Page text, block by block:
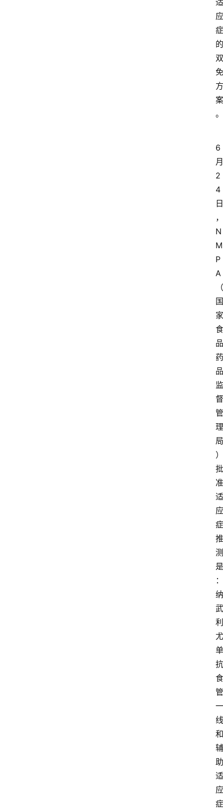
适
应
症
的
双
免
方
案
。
6
月
2
4
日
，
N
M
P
A
（
国
家
食
品
药
品
监
督
管
理
局
）
批
准
适
应
症
推
测
是
：
纳
武
利
尤
单
抗
食
管
一
线
和
辅
助
适
应
症